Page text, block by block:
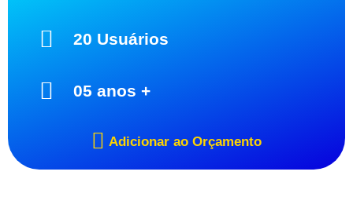
20 Usuários
05 anos +
Adicionar ao Orçamento